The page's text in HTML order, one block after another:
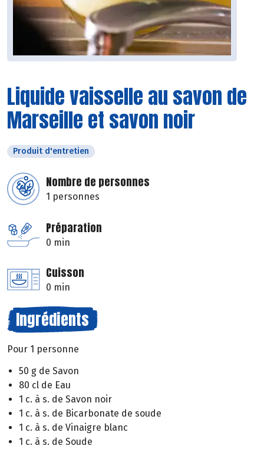
Liquide vaisselle au savon de
Marseille et savon noir
Produit d'entretien
Nombre de personnes
1 personnes
Préparation
0 min
Cuisson
0 min
Ingrédients
Pour 1 personne
50 g de Savon
80 cl de Eau
1 c. à s. de Savon noir
1 c. à s. de Bicarbonate de soude
1 c. à s. de Vinaigre blanc
1 c. à s. de Soude